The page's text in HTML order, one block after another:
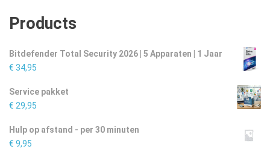
Products
Bitdefender Total Security 2026 | 5 Apparaten | 1 Jaar
€ 34,95
Service pakket
€ 29,95
Hulp op afstand - per 30 minuten
€ 9,95